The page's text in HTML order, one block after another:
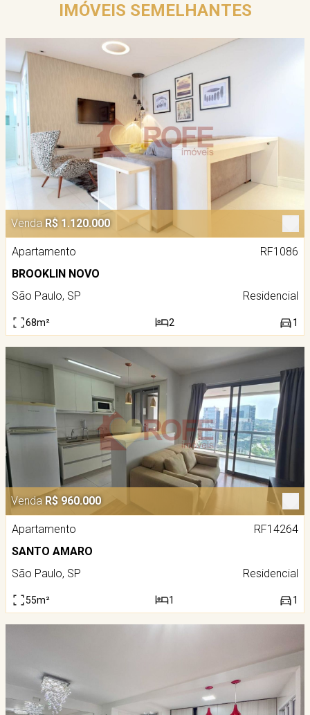
IMÓVEIS SEMELHANTES
Venda R$ 1.120.000
Apartamento
RF1086
BROOKLIN NOVO
São Paulo, SP
Residencial
68m² 2 1
Venda R$ 960.000
Apartamento
RF14264
SANTO AMARO
São Paulo, SP
Residencial
55m² 1 1